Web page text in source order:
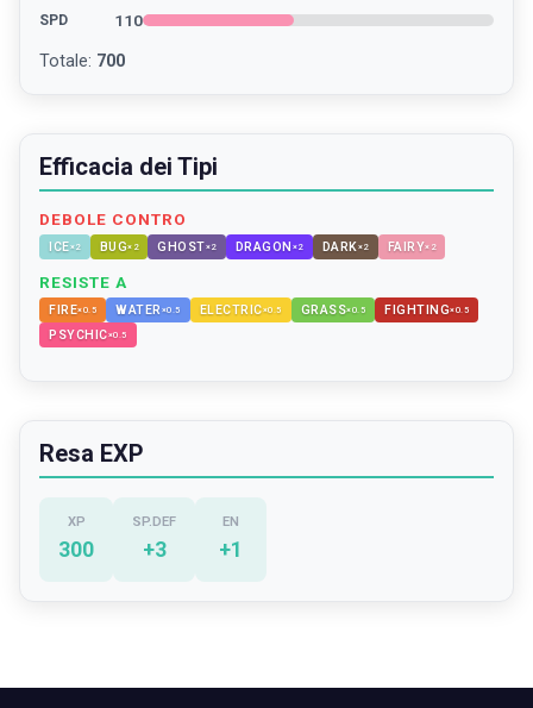
SPD 110
Totale: 700
Efficacia dei Tipi
DEBOLE CONTRO
ICE×2 BUG× 2 GHOST×2 DRAGON ×2 DARK×2 FAIRY× 2
RESISTE A
FIRE×0.5 WATER ×0.5 ELECTRIC×0.5 GRASS×0.5 FIGHTING×0.5
PSYCHIC×0.5
Resa EXP
XP
300
SP.DEF
+3
EN
+1